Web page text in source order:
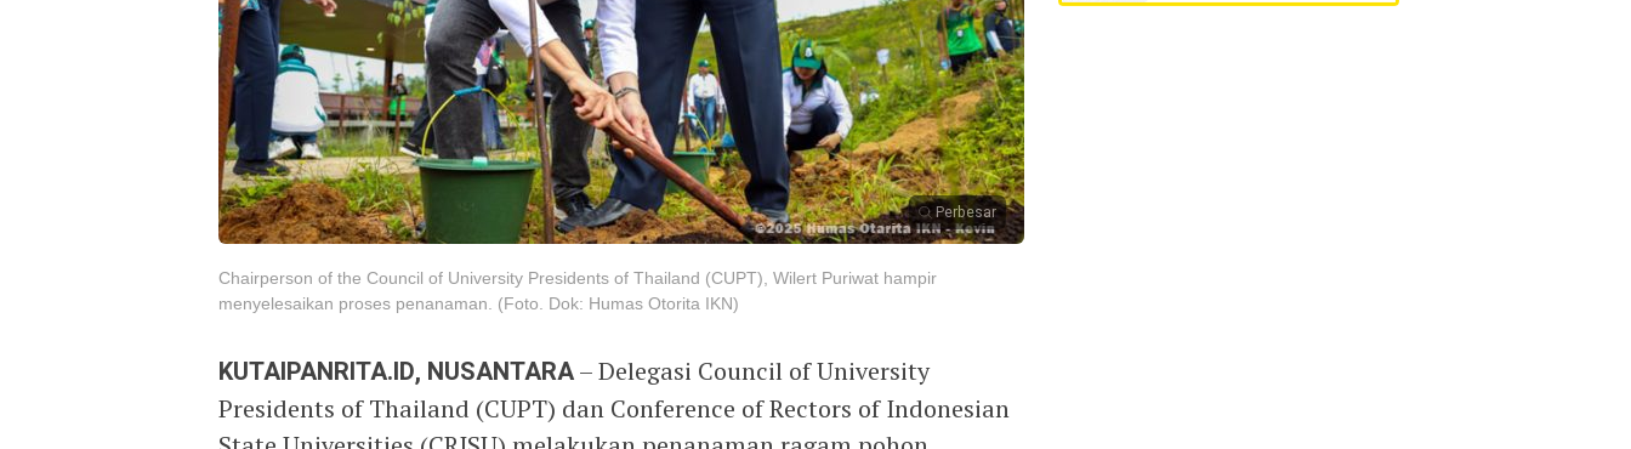
Perbesar
Chairperson of the Council of University Presidents of Thailand (CUPT), Wilert Puriwat hampir
menyelesaikan proses penanaman. (Foto. Dok: Humas Otorita IKN)
KUTAIPANRITA.ID, NUSANTARA– Delegasi Council of University
Presidents of Thailand (CUPT) dan Conference of Rectors of Indonesian